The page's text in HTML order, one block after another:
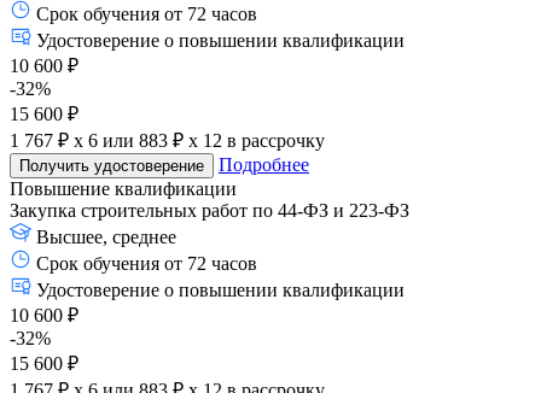
Срок обучения от 72 часов
Удостоверение о повышении квалификации
10 600 ₽
-32%
15 600 ₽
1 767 ₽ x 6 или 883 ₽ x 12 в рассрочку
Получить удостоверение
Подробнее
Повышение квалификации
Закупка строительных работ по 44-ФЗ и 223-ФЗ
Высшее, среднее
Срок обучения от 72 часов
Удостоверение о повышении квалификации
10 600 ₽
-32%
15 600 ₽